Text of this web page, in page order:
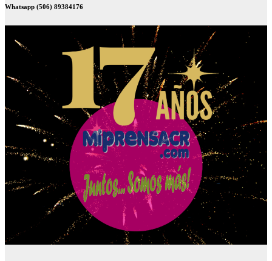
Whatsapp (506) 89384176